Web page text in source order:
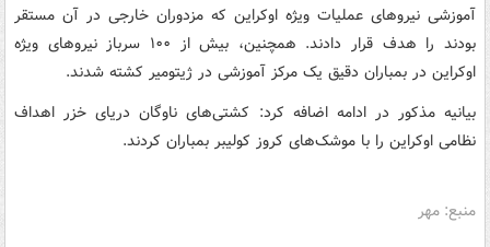
آموزشی نیروهای عملیات ویژه اوکراین که مزدوران خارجی در آن مستقر
بودند را هدف قرار دادند. همچنین، بیش از ۱۰۰ سرباز نیروهای ویژه
اوکراین در بمباران دقیق یک مرکز آموزشی در ژیتومیر کشته شدند.
بیانیه مذکور در ادامه اضافه کرد: کشتی‌های ناوگان دریای خزر اهداف
نظامی اوکراین را با موشک‌های کروز کولیبر بمباران کردند.
منبع: مهر